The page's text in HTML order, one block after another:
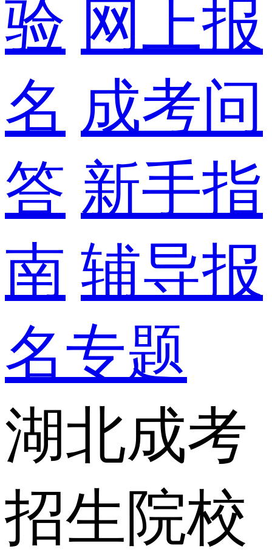
验 网上报
名 成考问
答 新手指
南 辅导报
名专题
湖北成考
招生院校